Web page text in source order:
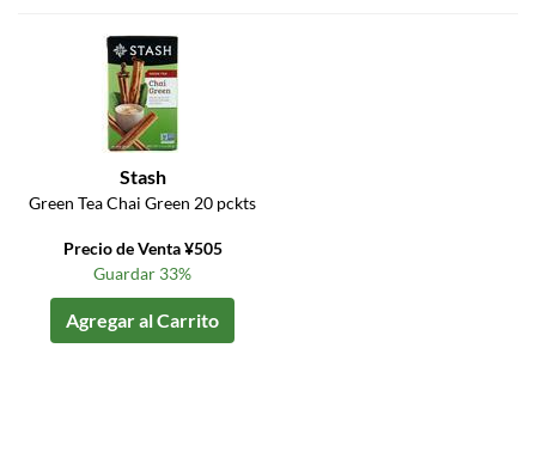
Stash
Green Tea Chai Green 20 pckts
Precio de Venta ¥505
Guardar 33%
Agregar al Carrito